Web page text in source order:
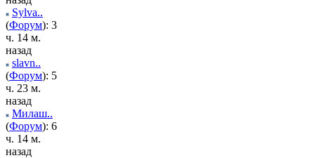
Sylva..
(Форум): 3
ч. 14 м.
назад
slavn..
(Форум): 5
ч. 23 м.
назад
Милаш..
(Форум): 6
ч. 14 м.
назад